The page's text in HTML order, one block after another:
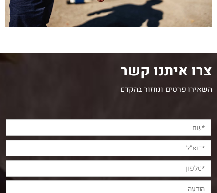
צרו איתנו קשר
השאירו פרטים ונחזור בהקדם